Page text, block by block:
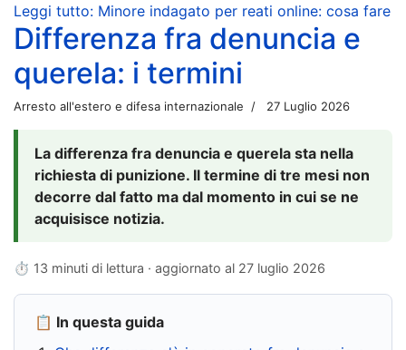
Leggi tutto: Minore indagato per reati online: cosa fare
Differenza fra denuncia e
querela: i termini
Arresto all'estero e difesa internazionale 27 Luglio 2026
La differenza fra denuncia e querela sta nella
richiesta di punizione. Il termine di tre mesi non
decorre dal fatto ma dal momento in cui se ne
acquisisce notizia.
⏱ 13 minuti di lettura · aggiornato al 27 luglio 2026
📋 In questa guida